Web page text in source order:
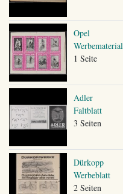
Opel
Werbematerial
1 Seite
Adler
Faltblatt
3 Seiten
Dürkopp
Werbeblatt
2 Seiten